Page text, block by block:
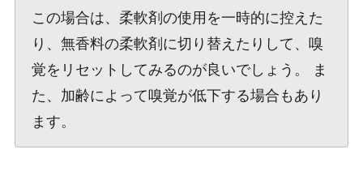
この場合は、柔軟剤の使用を一時的に控えた
り、無香料の柔軟剤に切り替えたりして、嗅
覚をリセットしてみるのが良いでしょう。 ま
た、加齢によって嗅覚が低下する場合もあり
ます。